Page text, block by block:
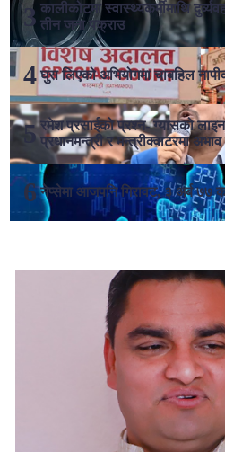
कालीकोटमा स्वास्थ्यकर्मीमाथि
तीन जना पक्राउ
घुस लिएको अभियोगमा चाबहिल
रमेश प्रसाईको प्रश्न- ग्यासको
प्रधानमन्त्री र मन्त्रीक्वाटरमा
नेप्सेमा आजपनि गिरावट, ३ अर्ब ७७